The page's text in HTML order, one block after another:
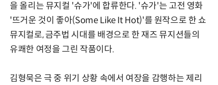
을 올리는 뮤지컬 '슈가'에 합류한다. '슈가'는 고전 영화
'뜨거운 것이 좋아(Some Like It Hot)'를 원작으로 한 쇼
뮤지컬로, 금주법 시대를 배경으로 한 재즈 뮤지션들의
유쾌한 여정을 그린 작품이다.
김형묵은 극 중 위기 상황 속에서 여장을 감행하는 제리